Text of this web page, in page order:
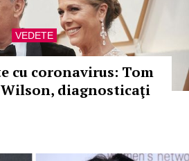
VEDETE
cu coronavirus: Tom
diagnosticaţi